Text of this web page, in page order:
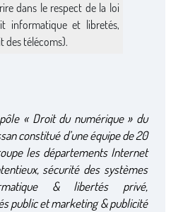
dans le respect de la loi
informatique et libretés,
des télécoms).
« Droit du numérique » du
constitué d’une équipe de 20
les départements Internet
sécurité des systèmes
& libertés privé,
public et marketing & publicité